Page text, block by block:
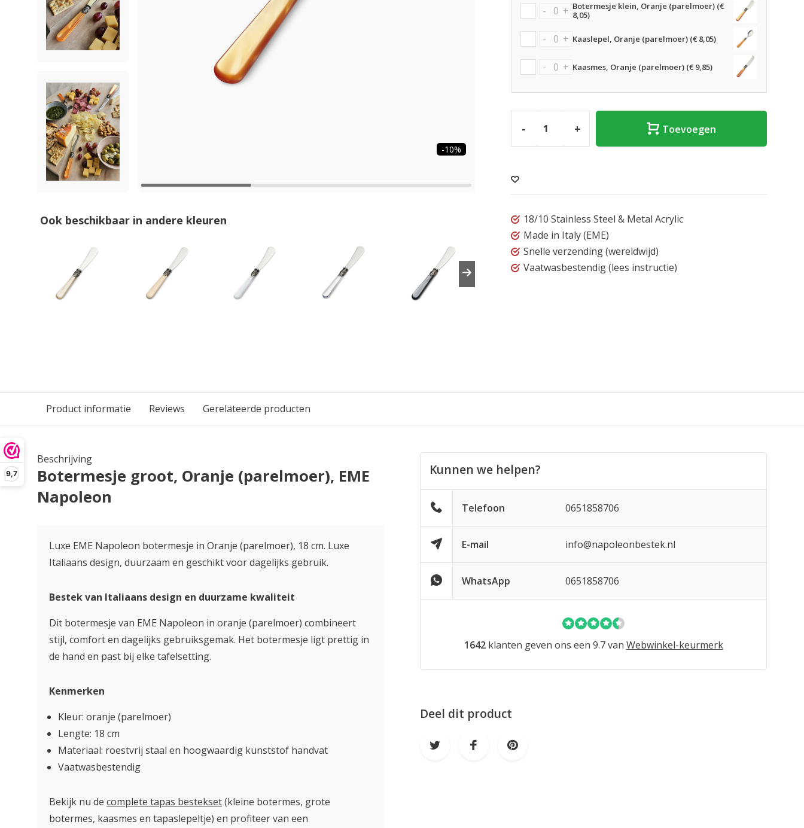
9,7
-10%
Ook beschikbaar in andere kleuren
- + Botermesje klein, Oranje (parelmoer) (€
8,05)
- + Kaaslepel, Oranje (parelmoer) (€ 8,05)
- + Kaasmes, Oranje (parelmoer) (€ 9,85)
- + Toevoegen
18/10 Stainless Steel & Metal Acrylic
Made in Italy(EME)
Snelle verzending(wereldwijd)
Vaatwasbestendig(lees instructie)
Product informatie Reviews Gerelateerde producten
Beschrijving
Botermesje groot, Oranje (parelmoer), EME
Napoleon
Luxe EME Napoleon botermesje in Oranje (parelmoer), 18 cm. Luxe
Italiaans design, duurzaam en geschikt voor dagelijks gebruik.
Bestek van Italiaans design en duurzame kwaliteit
Dit botermesje van EME Napoleon in oranje (parelmoer) combineert
stijl, comfort en dagelijks gebruiksgemak. Het botermesje ligt prettig in
de hand en past bij elke tafelsetting.
Kenmerken
Kleur: oranje (parelmoer)
Lengte: 18 cm
Materiaal: roestvrij staal en hoogwaardig kunststof handvat
Vaatwasbestendig
Bekijk nu de complete tapas bestekset(kleine botermes, grote
botermes, kaasmes en tapaslepeltje) en profiteer van een
Kunnen we helpen?
Telefoon 0651858706
E-mail info@napoleonbestek.nl
WhatsApp 0651858706
1642klanten geven ons een 9.7 van Webwinkel-keurmerk
Deel dit product